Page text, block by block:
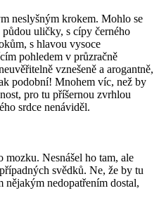
neslyšným krokem. Mohlo se
půdou uličky, s cípy černého
s hlavou vysoce
pohledem v průzračně
vznešeně a arogantně,
podobní! Mnohem víc, než by
pro tu příšernou zvrhlou
srdce nenáviděl.
mozku. Nesnášel ho tam, ale
svědků. Ne, že by tu
nedopatřením dostal,